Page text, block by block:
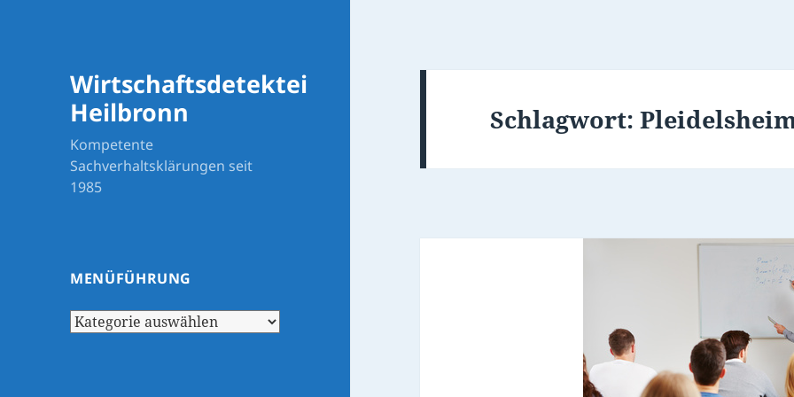
Wirtschaftsdetektei
Heilbronn
Kompetente
Sachverhaltsklärungen seit
1985
MENÜFÜHRUNG
Menüführung
Schlagwort: